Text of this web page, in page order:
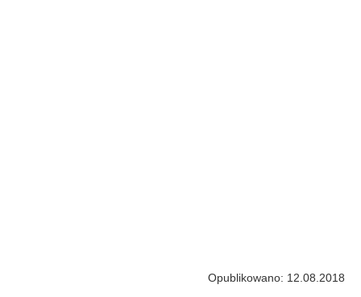
Opublikowano: 12.08.2018